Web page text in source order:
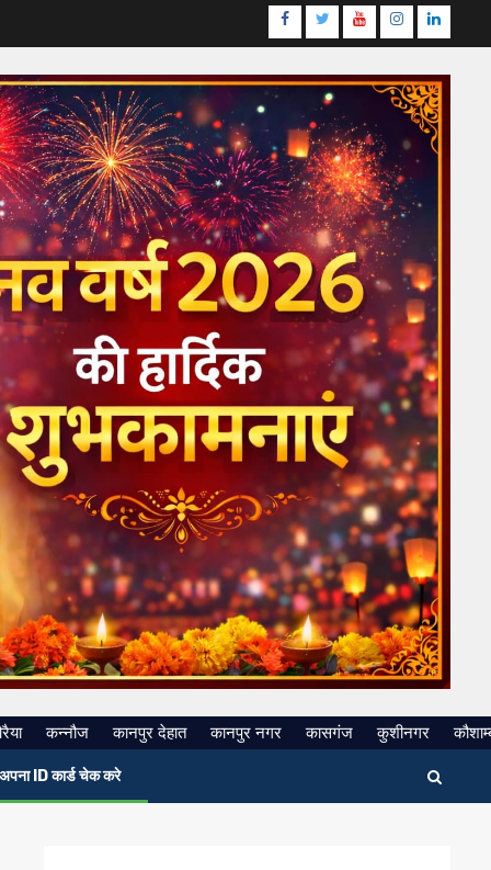
Facebook
TwitterYoutubeInstagram
कन्नौज कानपुर देहात कानपुर नगर कासगंज कुशीनगर
अपना ID कार्ड चेक करे